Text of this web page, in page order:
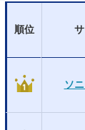
順位
ソ